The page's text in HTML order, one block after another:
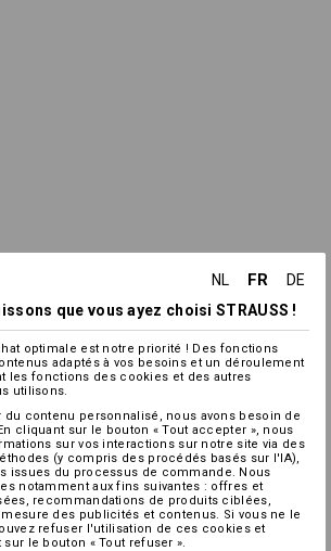
NL FR
DE
que vous ayez choisi STRAUSS !
optimale est notre priorité ! Des fonctions
adaptés à vos besoins et un déroulement
les fonctions des cookies et des autres
utilisons.
du contenu personnalisé, nous avons besoin de
cliquant sur le bouton « Tout accepter », nous
sur vos interactions sur notre site via des
(y compris des procédés basés sur l'IA),
issues du processus de commande. Nous
notamment aux fins suivantes : offres et
recommandations de produits ciblées,
des publicités et contenus. Si vous ne le
refuser l'utilisation de ces cookies et
le bouton « Tout refuser ».